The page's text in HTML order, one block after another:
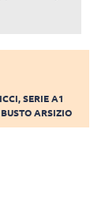
,SERIE A1
ARSIZIO